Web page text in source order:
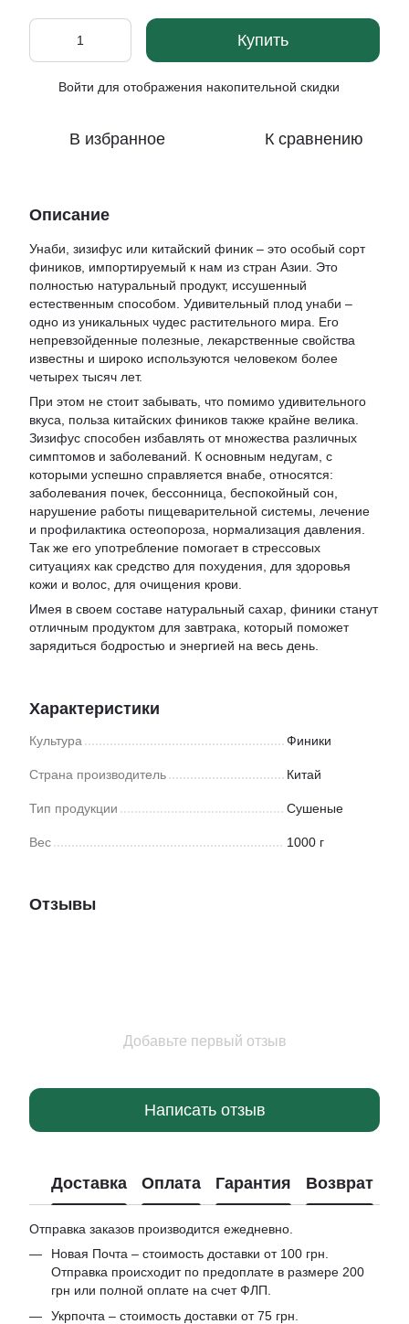
Купить
Войти для отображения накопительной скидки
В избранное К сравнению
Описание
Унаби, зизифус или китайский финик – это особый сорт
фиников, импортируемый к нам из стран Азии. Это
полностью натуральный продукт, иссушенный
естественным способом. Удивительный плод унаби –
одно из уникальных чудес растительного мира. Его
непревзойденные полезные, лекарственные свойства
известны и широко используются человеком более
четырех тысяч лет.
При этом не стоит забывать, что помимо удивительного
вкуса, польза китайских фиников также крайне велика.
Зизифус способен избавлять от множества различных
симптомов и заболеваний. К основным недугам, с
которыми успешно справляется внабе, относятся:
заболевания почек, бессонница, беспокойный сон,
нарушение работы пищеварительной системы, лечение
и профилактика остеопороза, нормализация давления.
Так же его употребление помогает в стрессовых
ситуациях как средство для похудения, для здоровья
кожи и волос, для очищения крови.
Имея в своем составе натуральный сахар, финики станут
отличным продуктом для завтрака, который поможет
зарядиться бодростью и энергией на весь день.
Характеристики
Культура Финики
Страна производитель Китай
Тип продукции Сушеные
Вес 1000 г
Отзывы
Добавьте первый отзыв
Написать отзыв
Доставка Оплата Гарантия Возврат
Отправка заказов производится ежедневно.
Новая Почта – стоимость доставки от 100 грн.
Отправка происходит по предоплате в размере 200
грн или полной оплате на счет ФЛП.
Укрпочта – стоимость доставки от 75 грн.